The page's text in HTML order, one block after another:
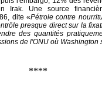
Irak. Une source
dite «Pétrole contre
presque direct sur la
des quantités
de l'ONU où Washington
****